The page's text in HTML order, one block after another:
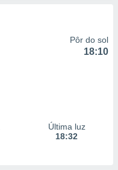
Pôr do sol
18:10
Última luz
18:32